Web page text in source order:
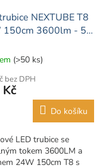
NEXTUBE T8
150cm 3600lm - 5
(>50 ks)
bez DPH
Do košíku
LED trubice se
tokem 3600LM a
24W 150cm T8 s